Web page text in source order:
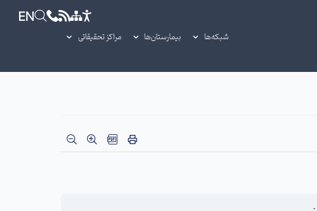
EN
شبکه‌ها بیمارستان‌ها مراکز تحقیقاتی